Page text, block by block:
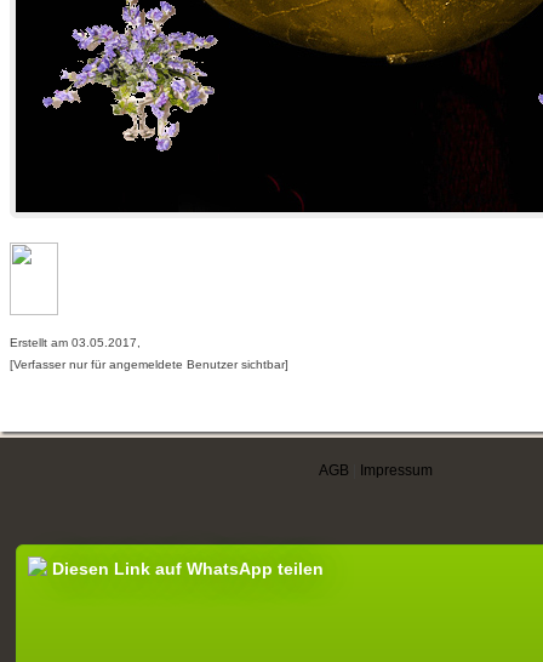
Erstellt am 03.05.2017,
[Verfasser nur für angemeldete Benutzer sichtbar]
AGB Impressum
Diesen Link auf WhatsApp teilen